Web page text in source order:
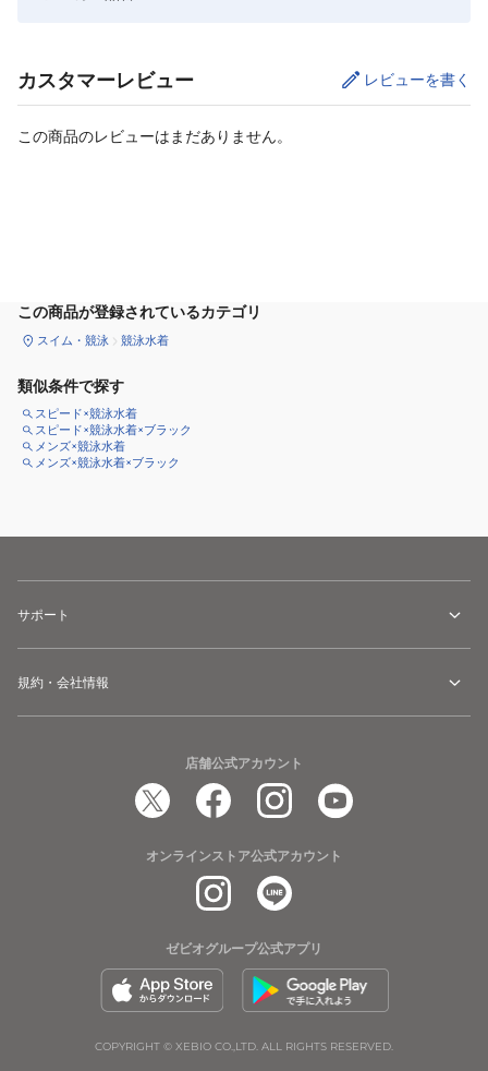
カスタマーレビュー レビューを書く
この商品のレビューはまだありません。
この商品が登録されているカテゴリ
スイム・競泳 競泳水着
類似条件で探す
スピード×競泳水着
スピード×競泳水着×ブラック
メンズ×競泳水着
メンズ×競泳水着×ブラック
サポート
規約・会社情報
店舗公式アカウント
オンラインストア公式アカウント
ゼビオグループ公式アプリ
COPYRIGHT © XEBIO CO.,LTD. ALL RIGHTS RESERVED.